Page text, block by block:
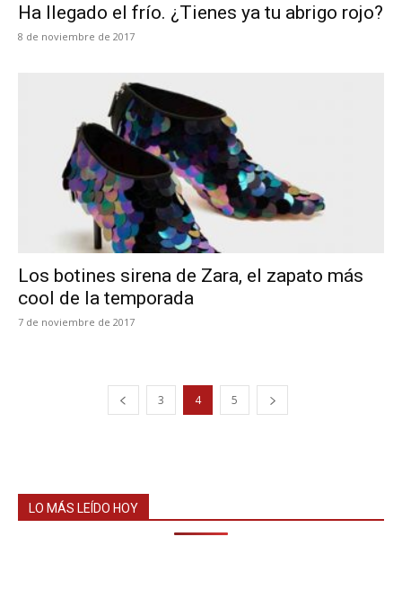
Ha llegado el frío. ¿Tienes ya tu abrigo rojo?
8 de noviembre de 2017
Los botines sirena de Zara, el zapato más
cool de la temporada
7 de noviembre de 2017
3 4 5
LO MÁS LEÍDO HOY